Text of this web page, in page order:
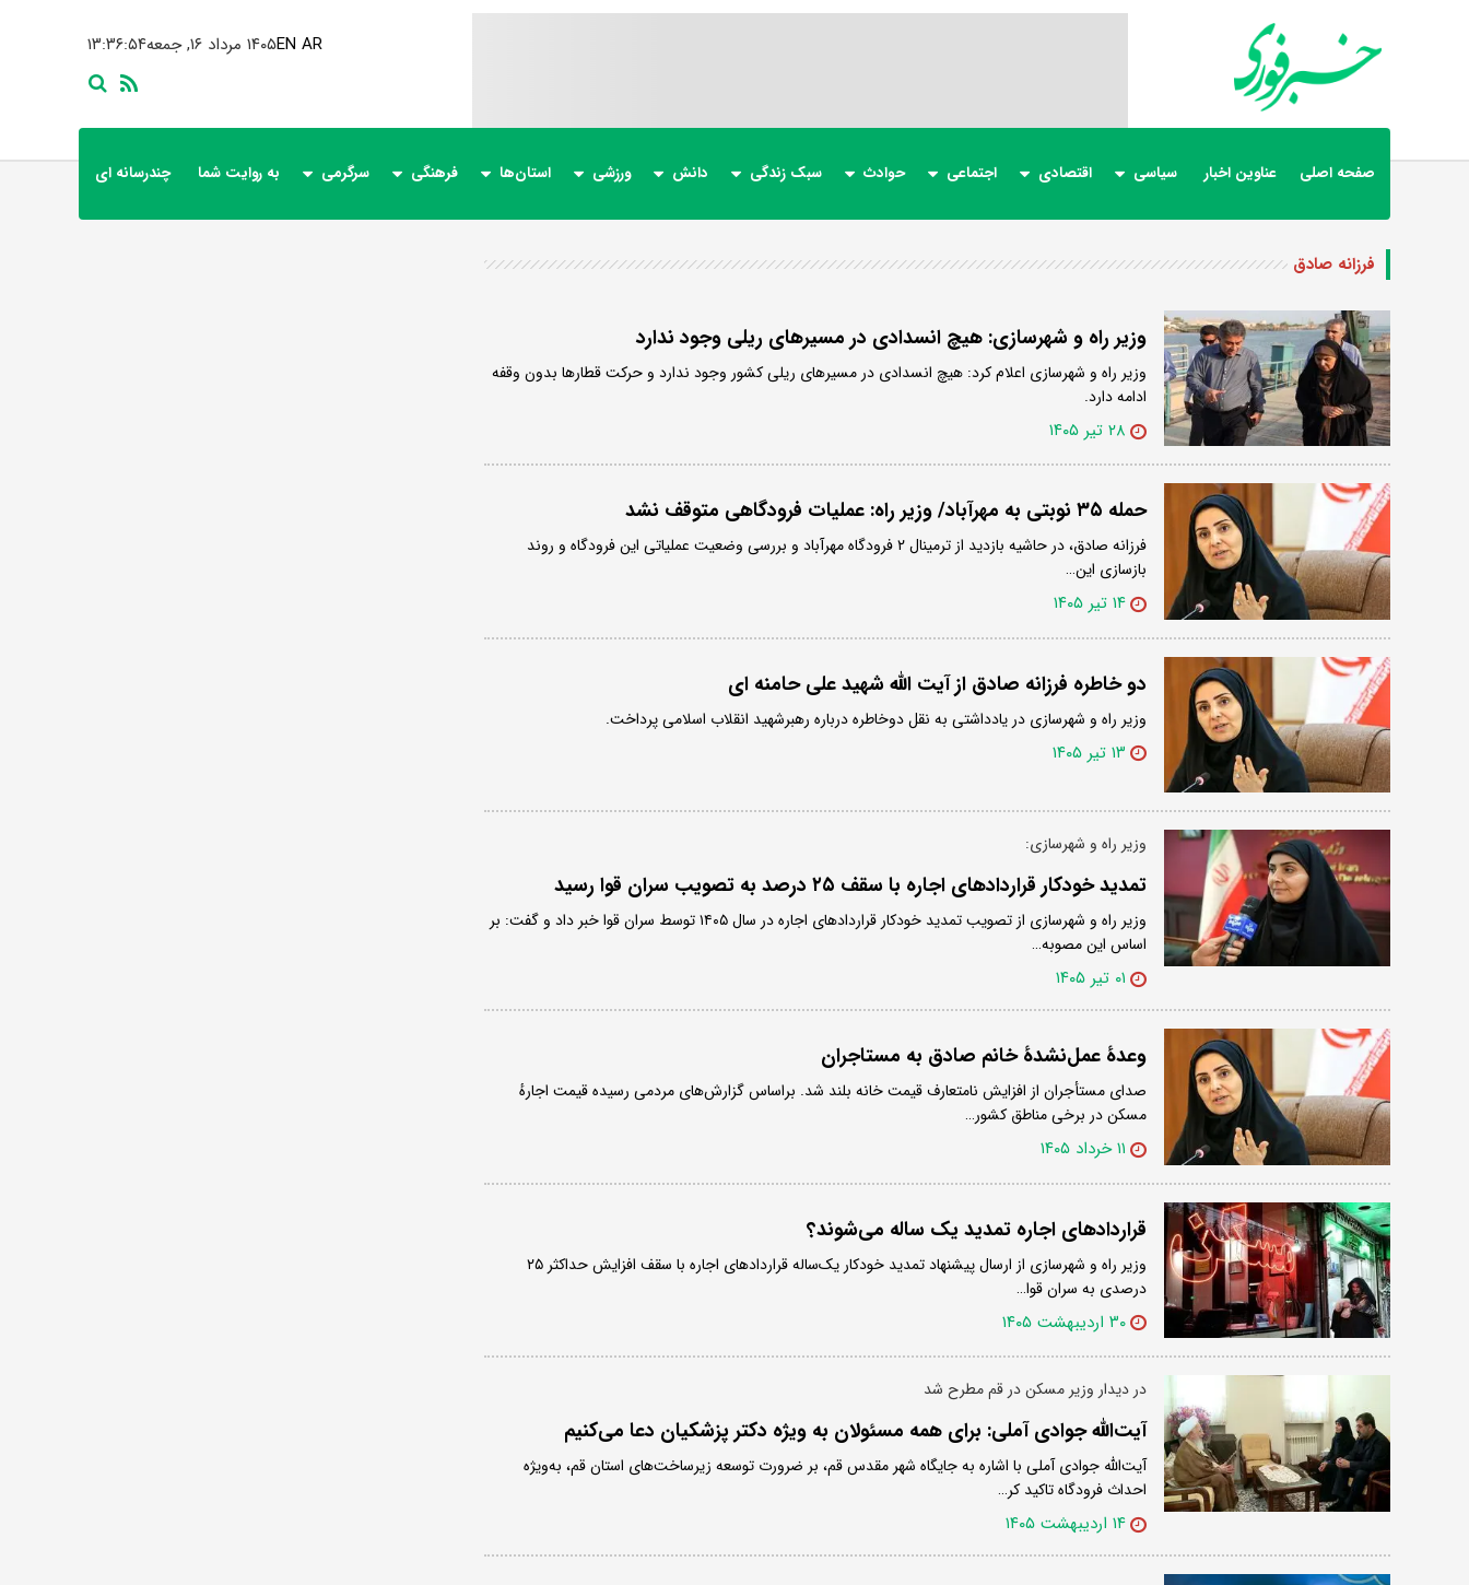
۱۳:۳۶:۵۵ ۱۴۰۵ مرداد ۱۶, جمعهEN AR
صفحه اصلی عناوین اخبار سیاسی اقتصادی اجتماعی حوادث سبک زندگی دانش ورزشی استان‌ها فرهنگی سرگرمی به روایت شما چندرسانه ای
فرزانه صادق
وزیر راه و شهرسازی: هیچ انسدادی در مسیرهای ریلی وجود ندارد
وزیر راه و شهرسازی اعلام کرد: هیچ انسدادی در مسیرهای ریلی کشور وجود ندارد و حرکت قطارها بدون وقفه
ادامه دارد.
۲۸ تیر ۱۴۰۵
حمله ۳۵ نوبتی به مهرآباد/ وزیر راه: عملیات فرودگاهی متوقف نشد
فرزانه صادق، در حاشیه بازدید از ترمینال ۲ فرودگاه مهرآباد و بررسی وضعیت عملیاتی این فرودگاه و روند
بازسازی این…
۱۴ تیر ۱۴۰۵
دو خاطره فرزانه صادق از آیت الله شهید علی حامنه ای
وزیر راه و شهرسازی در یادداشتی به نقل دوخاطره درباره رهبرشهید انقلاب اسلامی پرداخت.
۱۳ تیر ۱۴۰۵
وزیر راه و شهرسازی:
تمدید خودکار قراردادهای اجاره با سقف ۲۵ درصد به تصویب سران قوا رسید
وزیر راه و شهرسازی از تصویب تمدید خودکار قراردادهای اجاره در سال ۱۴۰۵ توسط سران قوا خبر داد و گفت: بر
اساس این مصوبه…
۰۱ تیر ۱۴۰۵
وعدۀ عمل‌نشدۀ خانم صادق به مستاجران
صدای مستأجران از افزایش نامتعارف قیمت خانه بلند شد. براساس گزارش‌های مردمی رسیده قیمت اجارهٔ
مسکن در برخی مناطق کشور…
۱۱ خرداد ۱۴۰۵
قراردادهای اجاره تمدید یک ساله می‌شوند؟
وزیر راه و شهرسازی از ارسال پیشنهاد تمدید خودکار یک‌ساله قراردادهای اجاره با سقف افزایش حداکثر ۲۵
درصدی به سران قوا…
۳۰ اردیبهشت ۱۴۰۵
در دیدار وزیر مسکن در قم مطرح شد
آیت‌الله جوادی آملی: برای همه مسئولان به‌ ویژه دکتر پزشکیان دعا می‌کنیم
آیت‌الله جوادی آملی با اشاره به جایگاه شهر مقدس قم، بر ضرورت توسعه زیرساخت‌های استان قم، به‌ویژه
احداث فرودگاه تاکید کر…
۱۴ اردیبهشت ۱۴۰۵